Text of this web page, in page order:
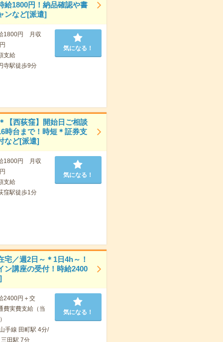
給1800円！納品確認や書
ンなど[派遣]
1800円 月収
支給
寺駅徒歩9分
気になる！
【西荻窪】開始日ご相談
時台まで！時短＊証券支
など[派遣]
1800円 月収
支給
窪駅徒歩1分
気になる！
宅／週2日～＊1日4h～！
ン講座の受付！時給2400
2400円＋交
費実費支給（当
手線 田町駅 4分/
田駅 7分
気になる！